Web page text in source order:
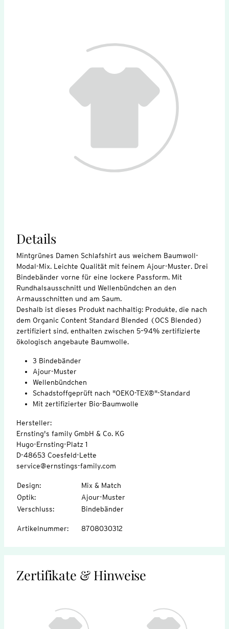
Details
Mintgrünes Damen Schlafshirt aus weichem Baumwoll-
Modal-Mix. Leichte Qualität mit feinem Ajour-Muster. Drei
Bindebänder vorne für eine lockere Passform. Mit
Rundhalsausschnitt und Wellenbündchen an den
Armausschnitten und am Saum.
Deshalb ist dieses Produkt nachhaltig: Produkte, die nach
dem Organic Content Standard Blended (OCS Blended)
zertifiziert sind, enthalten zwischen 5–94% zertifizierte
ökologisch angebaute Baumwolle.
3 Bindebänder
Ajour-Muster
Wellenbündchen
Schadstoffgeprüft nach "OEKO-TEX®"-Standard
Mit zertifizierter Bio-Baumwolle
Hersteller:
Ernsting's family GmbH & Co. KG
Hugo-Ernsting-Platz 1
D-48653 Coesfeld-Lette
service@ernstings-family.com
Design:
Mix & Match
Optik:
Ajour-Muster
Verschluss: Bindebänder
Artikelnummer: 8708030312
Zertifikate & Hinweise